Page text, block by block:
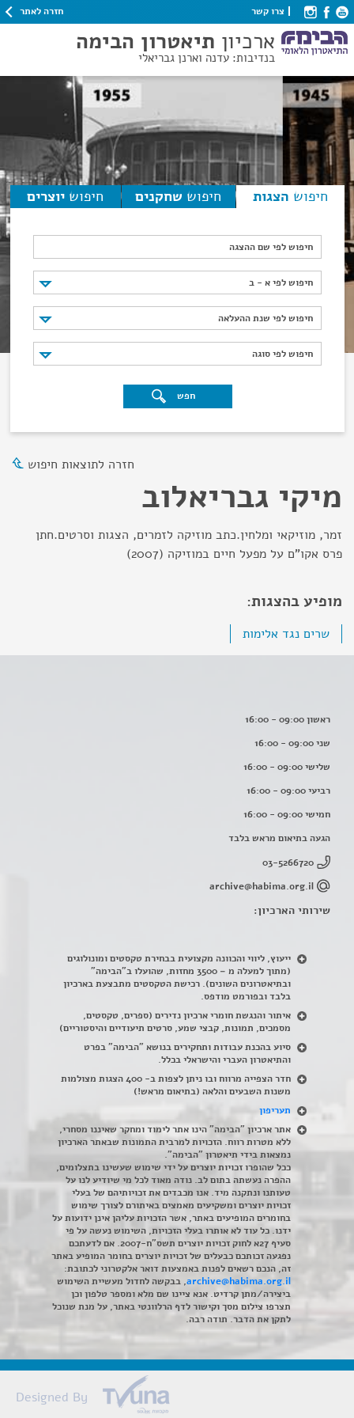
צרו קשר חזרה לאתר
ארכיון תיאטרון הבימה
בנדיבות: עדנה וארנן גבריאלי
חיפוש הצגות חיפוש שחקנים חיפוש יוצרים
חיפוש לפי שם ההצגה
חיפוש לפי א - ב
חיפוש לפי א - ב
חיפוש לפי שנת ההעלאה
חיפוש לפי שנת ההעלאה
חיפוש לפי סוגה
חיפוש לפי סוגה
חפש
חזרה לתוצאות חיפוש
מיקי גבריאלוב
זמר, מוזיקאי ומלחין.כתב מוזיקה לזמרים, הצגות וסרטים.חתן
פרס אקו"ם על מפעל חיים במוזיקה (2007)
מופיע בהצגות:
שרים נגד אלימות
ראשון 09:00 - 16:00
שני 09:00 - 16:00
שלישי 09:00 - 16:00
רביעי 09:00 - 16:00
חמישי 09:00 - 16:00
הגעה בתיאום מראש בלבד
03-5266720
archive@habima.org.il
שירותי הארכיון:
ייעוץ, ליווי והכוונה מקצועית בבחירת טקסטים ומונולוגים
(מתוך למעלה מ – 3500 מחזות, שהועלו ב"הבימה"
ובתיאטרונים השונים). רכישת הטקסטים מתבצעת בארכיון
בלבד ובפורמט מודפס.
איתור והנגשת חומרי ארכיון נדירים (ספרים, טקסטים,
מסמכים, תמונות, קבצי שמע, סרטים תיעודיים והיסטוריים)
סיוע בהכנת עבודות ותחקירים בנושא "הבימה" בפרט
והתיאטרון העברי והישראלי בכלל.
חדר הצפייה מרווח ובו ניתן לצפות ב- 400 הצגות מצולמות
משנות השבעים והלאה (בתיאום מראש!)
תעריפון
אתר ארכיון "הבימה" הינו אתר לימוד ומחקר שאיננו מסחרי,
ללא מטרות רווח. הזכויות למרבית התמונות שבאתר הארכיון
נמצאות בידי תיאטרון "הבימה".
ככל שהופרו זכויות יוצרים על ידי שימוש שעשינו בתצלומים,
ההפרה נעשתה בתום לב. נודה מאוד לכל מי שיודיע לנו על
טעותנו ונתקנה מיד. אנו מכבדים את זכויותיהם של בעלי
זכויות יוצרים ומשקיעים מאמצים באיתורם לצורך שימוש
בחומרים המופיעים באתר, אשר הזכויות עליהן אינן ידועות על
ידנו. כל עוד לא אותרו בעלי הזכויות, השימוש נעשה על פי
סעיף 27א לחוק זכויות יוצרים תשס"ח-2007. אם לדעתכם
נפגעה זכותכם כבעלים של זכויות יוצרים בחומר המופיע באתר
זה, הנכם רשאים לפנות באמצעות דואר אלקטרוני לכתובת:
archive@habima.org.il, בבקשה לחדול מעשיית השימוש
ביצירה/מתן קרדיט. אנא ציינו שם מלא ומספר טלפון וכן
תצרפו צילום מסך וקישור לדף הרלוונטי באתר, על מנת שנוכל
לתקן את הדבר. תודה רבה.
Designed By